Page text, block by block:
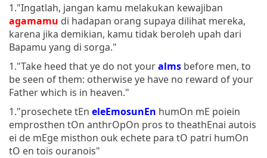
1."Ingatlah, jangan kamu melakukan kewajiban
agamamu di hadapan orang supaya dilihat mereka,
karena jika demikian, kamu tidak beroleh upah dari
Bapamu yang di sorga."
1."Take heed that ye do not youralms before men, to
be seen of them: otherwise ye have no reward of your
Father which is in heaven."
1."prosechete tEn eleEmosunEn humOn mE poiein
emprosthen tOn anthrOpOn pros to theathEnai autois
ei de mEge misthon ouk echete para tO patri humOn
tO en tois ouranois"